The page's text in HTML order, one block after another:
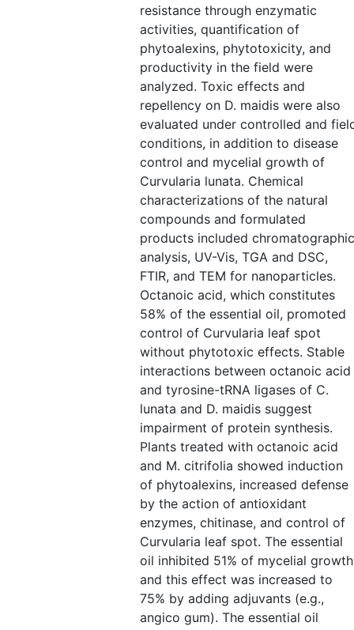
resistance through enzymatic
activities, quantification of
phytoalexins, phytotoxicity, and
productivity in the field were
analyzed. Toxic effects and
repellency on D. maidis were also
evaluated under controlled and
conditions, in addition to disease
control and mycelial growth of
Curvularia lunata. Chemical
characterizations of the natural
compounds and formulated
products included chromatographic
analysis, UV-Vis, TGA and DSC,
FTIR, and TEM for nanoparticles.
Octanoic acid, which constitutes
58% of the essential oil, promoted
control of Curvularia leaf spot
without phytotoxic effects. Stable
interactions between octanoic acid
and tyrosine-tRNA ligases of C.
lunata and D. maidis suggest
impairment of protein synthesis.
Plants treated with octanoic acid
and M. citrifolia showed induction
of phytoalexins, increased defense
by the action of antioxidant
enzymes, chitinase, and control of
Curvularia leaf spot. The essential
oil inhibited 51% of mycelial
and this effect was increased to
75% by adding adjuvants (e.g.,
angico gum). The essential oil